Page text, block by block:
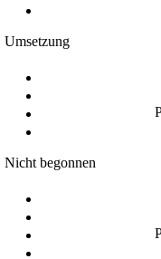
Umsetzung
Nicht begonnen